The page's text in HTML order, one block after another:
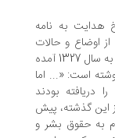
به نامه
و حالات
خود نوشته است و بعد نوشته‌ای مفصل‌ از هدایت به سال 1327 آمده
«... اما
بودند
پیش
بشر و